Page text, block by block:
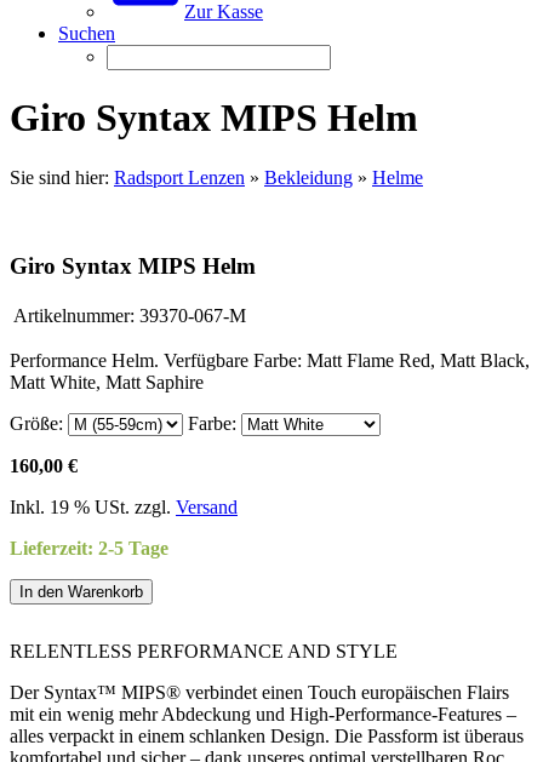
Zur Kasse
Suchen
Giro Syntax MIPS Helm
Sie sind hier: Radsport Lenzen » Bekleidung » Helme
Giro Syntax MIPS Helm
Artikelnummer: 39370-067-M
Performance Helm. Verfügbare Farbe: Matt Flame Red, Matt Black,
Matt White, Matt Saphire
Größe:
Farbe:
160,00 €
Inkl. 19 % USt. zzgl. Versand
Lieferzeit: 2-5 Tage
In den Warenkorb
RELENTLESS PERFORMANCE AND STYLE
Der Syntax™ MIPS® verbindet einen Touch europäischen Flairs
mit ein wenig mehr Abdeckung und High-Performance-Features –
alles verpackt in einem schlanken Design. Die Passform ist überaus